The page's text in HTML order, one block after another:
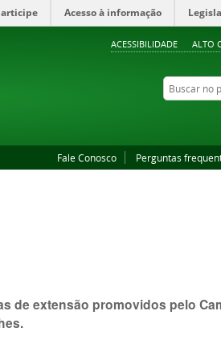
ACESSIBILIDADE ALTO
Acesso à informação
Buscar no
Fale Conosco Perguntas
de extensão promovidos pelo